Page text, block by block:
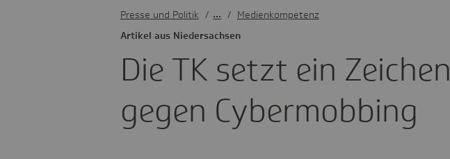
Die TK setzt ein Zeichen
gegen Cyber­mob­bing
Artikel aus Nieder­sachsen
Presse und Politik / Medienkompetenz